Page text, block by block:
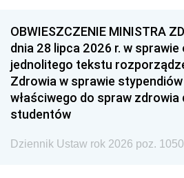
OBWIESZCZENIE MINISTRA
dnia 28 lipca 2026 r. w sprawie
jednolitego tekstu
Zdrowia w sprawie
właściwego do spraw zdrowia
studentów
Dziennik Ustaw rok 2026 poz. 1050